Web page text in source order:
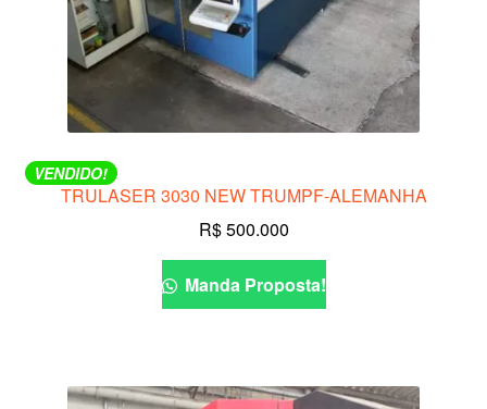
VENDIDO!
TRULASER 3030 NEW TRUMPF-ALEMANHA
R$500.000
Manda Proposta!